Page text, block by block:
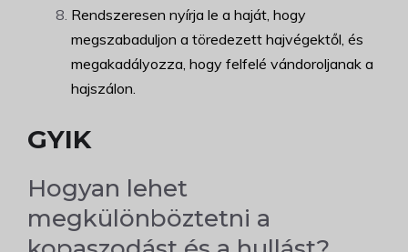
Rendszeresen nyírja le a haját, hogy
megszabaduljon a töredezett hajvégektől, és
megakadályozza, hogy felfelé vándoroljanak a
hajszálon.
GYIK
Hogyan lehet
megkülönböztetni a